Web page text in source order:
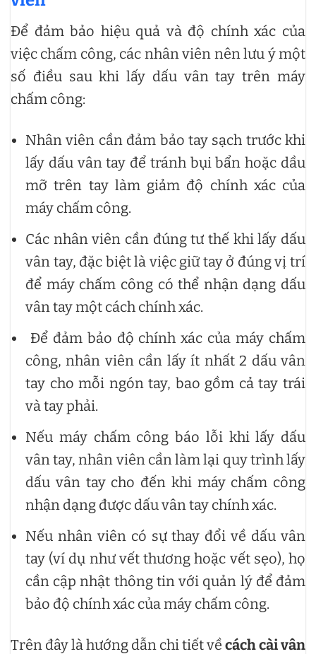
Để đảm bảo hiệu quả và độ chính xác của
việc chấm công, các nhân viên nên lưu ý một
số điều sau khi lấy dấu vân tay trên máy
chấm công:
Nhân viên cần đảm bảo tay sạch trước khi
lấy dấu vân tay để tránh bụi bẩn hoặc dầu
mỡ trên tay làm giảm độ chính xác của
máy chấm công.
Các nhân viên cần đúng tư thế khi lấy dấu
vân tay, đặc biệt là việc giữ tay ở đúng vị trí
để máy chấm công có thể nhận dạng dấu
vân tay một cách chính xác.
Để đảm bảo độ chính xác của máy chấm
công, nhân viên cần lấy ít nhất 2 dấu vân
tay cho mỗi ngón tay, bao gồm cả tay trái
và tay phải.
Nếu máy chấm công báo lỗi khi lấy dấu
vân tay, nhân viên cần làm lại quy trình lấy
dấu vân tay cho đến khi máy chấm công
nhận dạng được dấu vân tay chính xác.
Nếu nhân viên có sự thay đổi về dấu vân
tay (ví dụ như vết thương hoặc vết sẹo), họ
cần cập nhật thông tin với quản lý để đảm
bảo độ chính xác của máy chấm công.
Trên đây là hướng dẫn chi tiết về cách cài vân